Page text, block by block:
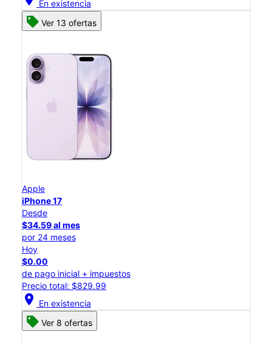
En existencia
Ver 13 ofertas
Apple
iPhone 17
Desde
$34.59 al mes
por 24 meses
Hoy
$0.00
de pago inicial + impuestos
Precio total: $829.99
location_on En existencia
Ver 8 ofertas